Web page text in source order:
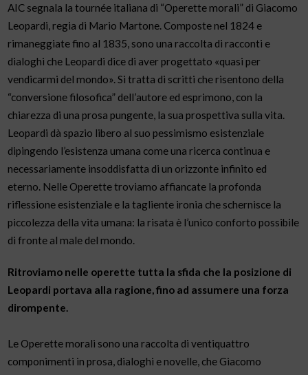
AIC segnala la tournée italiana di “Operette morali” di Giacomo
Leopardi, regia di Mario Martone. Composte nel 1824 e
rimaneggiate fino al 1835, sono una raccolta di racconti e
dialoghi che Leopardi dice di aver progettato «quasi per
vendicarmi del mondo». Si tratta di scritti che risentono della
“conversione filosofica” dell’autore ed esprimono, con la
chiarezza di una prosa pungente, la sua prospettiva sulla vita.
Leopardi dà spazio libero al suo pessimismo esistenziale
dipingendo l’esistenza umana come una ricerca continua e
necessariamente insoddisfatta di un orizzonte infinito ed
eterno. Nelle Operette troviamo affiancate la profonda
riflessione esistenziale e la tagliente ironia che schernisce la
piccolezza della vita umana: la risata è l’unico conforto possibile
di fronte al male del mondo.
Ritroviamo nelle operette tutta la sfida che la posizione di
Leopardi portava alla ragione, fino ad assumere una forza
dirompente.
Le Operette morali sono una raccolta di ventiquattro
componimenti in prosa, dialoghi e novelle, che Giacomo